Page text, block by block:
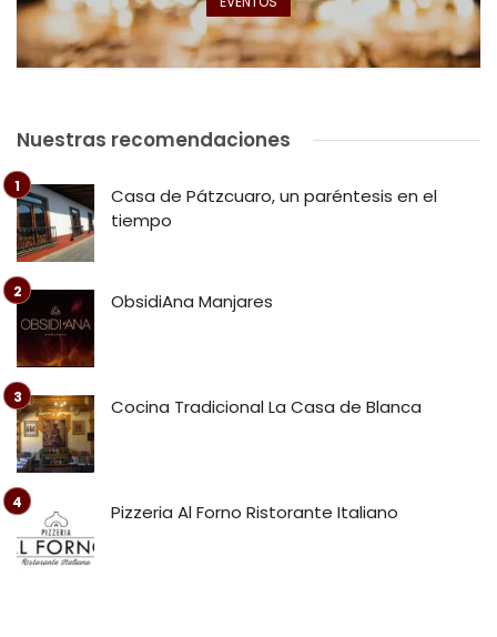
Nuestras recomendaciones
Casa de Pátzcuaro, un paréntesis en el
tiempo
ObsidiAna Manjares
Cocina Tradicional La Casa de Blanca
Pizzeria Al Forno Ristorante Italiano